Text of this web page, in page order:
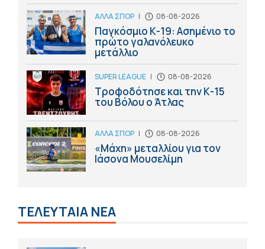
ΑΛΛΑ ΣΠΟΡ | 08-08-2026
Παγκόσμιο Κ-19: Ασημένιο το
πρώτο γαλανόλευκο
μετάλλιο
SUPER LEAGUE | 08-08-2026
Τροφοδότησε και την Κ-15
του Βόλου ο Άτλας
ΑΛΛΑ ΣΠΟΡ | 08-08-2026
«Μάχη» μεταλλίου για τον
Ιάσονα Μουσελίμη
ΤΕΛΕΥΤΑΙΑ ΝΕΑ